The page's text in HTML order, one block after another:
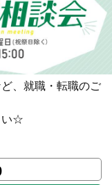
、就職・転職のご
い☆